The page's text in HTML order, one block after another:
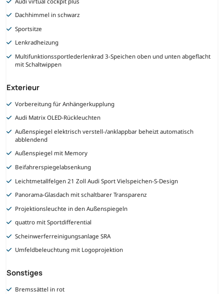
Dachhimmel in schwarz
Sportsitze
Lenkradheizung
Multifunktionssportlederlenkrad 3-Speichen oben und unten abgeflacht
mit Schaltwippen
Exterieur
Vorbereitung für Anhängerkupplung
Audi Matrix OLED-Rückleuchten
Außenspiegel elektrisch verstell-/anklappbar beheizt automatisch
abblendend
Außenspiegel mit Memory
Beifahrerspiegelabsenkung
Leichtmetallfelgen 21 Zoll Audi Sport Vielspeichen-S-Design
Panorama-Glasdach mit schaltbarer Transparenz
Projektionsleuchte in den Außenspiegeln
quattro mit Sportdifferential
Scheinwerferreinigungsanlage SRA
Umfeldbeleuchtung mit Logoprojektion
Sonstiges
Bremssättel in rot